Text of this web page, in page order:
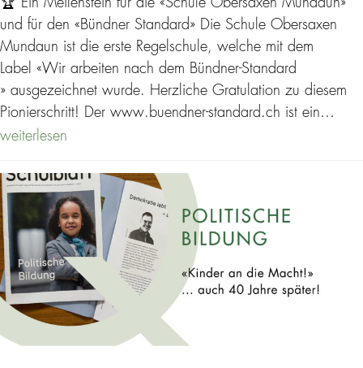
🏆 Ein Meilenstein für die «Schule Obersaxen Mundaun»
und für den «Bündner Standard» Die Schule Obersaxen
Mundaun ist die erste Regelschule, welche mit dem
Label «Wir arbeiten nach dem Bündner-Standard
» ausgezeichnet wurde. Herzliche Gratulation zu diesem
Pionierschritt! Der www.buendner-standard.ch ist ein…
weiterlesen